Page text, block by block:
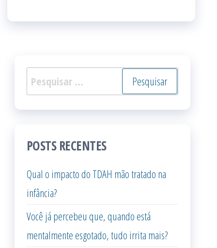
Pesquisar
por:
POSTS RECENTES
Qual o impacto do TDAH mão tratado na
infância?
Você já percebeu que, quando está
mentalmente esgotado, tudo irrita mais?